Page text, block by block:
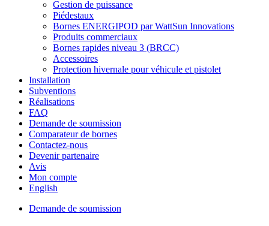
Gestion de puissance
Piédestaux
Bornes ENERGIPOD par WattSun Innovations
Produits commerciaux
Bornes rapides niveau 3 (BRCC)
Accessoires
Protection hivernale pour véhicule et pistolet
Installation
Subventions
Réalisations
FAQ
Demande de soumission
Comparateur de bornes
Contactez-nous
Devenir partenaire
Avis
Mon compte
English
Demande de soumission